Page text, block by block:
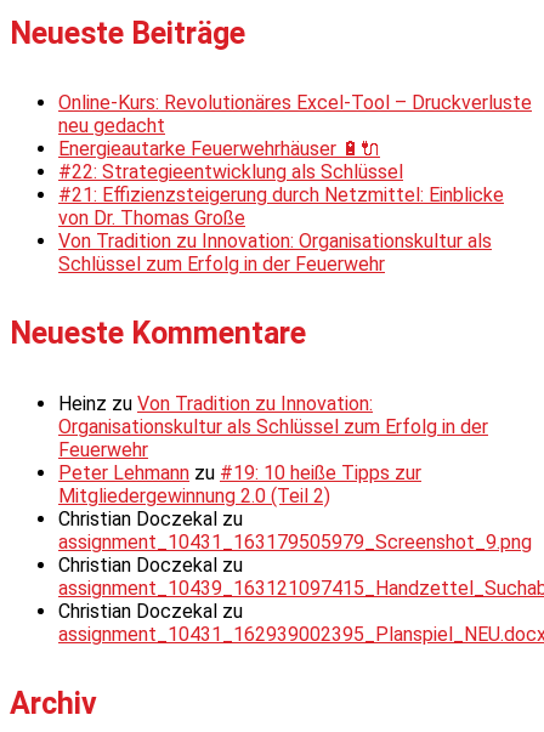
Neueste Beiträge
Online-Kurs: Revolutionäres Excel-Tool – Druckverluste
neu gedacht
Energieautarke Feuerwehrhäuser 🔋🔌
#22: Strategieentwicklung als Schlüssel
#21: Effizienzsteigerung durch Netzmittel: Einblicke
von Dr. Thomas Große
Von Tradition zu Innovation: Organisationskultur als
Schlüssel zum Erfolg in der Feuerwehr
Neueste Kommentare
Heinz zu Von Tradition zu Innovation:
Organisationskultur als Schlüssel zum Erfolg in der
Feuerwehr
Peter Lehmann zu #19: 10 heiße Tipps zur
Mitgliedergewinnung 2.0 (Teil 2)
Christian Doczekal zu
assignment_10431_163179505979_Screenshot_9.png
Christian Doczekal zu
Christian Doczekal zu
Archiv